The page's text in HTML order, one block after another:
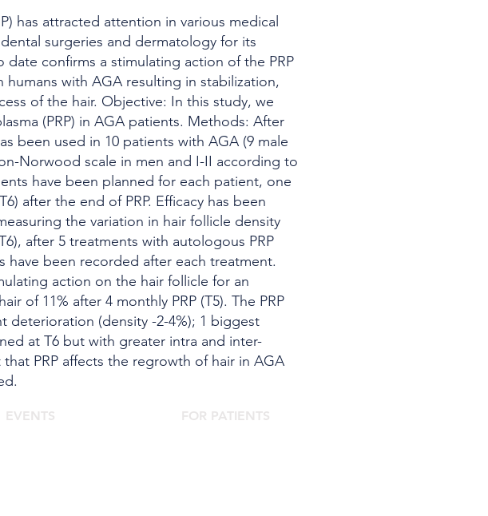
has attracted attention in various medical
surgeries and dermatology for its
confirms a stimulating action of the PRP
with AGA resulting in stabilization,
of the hair. Objective: In this study, we
(PRP) in AGA patients. Methods: After
been used in 10 patients with AGA (9 male
Norwood scale in men and I-II according to
have been planned for each patient, one
after the end of PRP. Efficacy has been
the variation in hair follicle density
after 5 treatments with autologous PRP
have been recorded after each treatment.
action on the hair follicle for an
of 11% after 4 monthly PRP (T5). The PRP
deterioration (density -2-4%); 1 biggest
at T6 but with greater intra and inter-
PRP affects the regrowth of hair in AGA
EVENTS FOR PATIENTS